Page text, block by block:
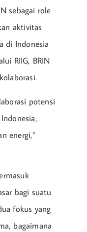
sebagai role
aktivitas
di Indonesia
RIIG, BRIN
potensi
energi,”
bagi suatu
fokus yang
bagaimana